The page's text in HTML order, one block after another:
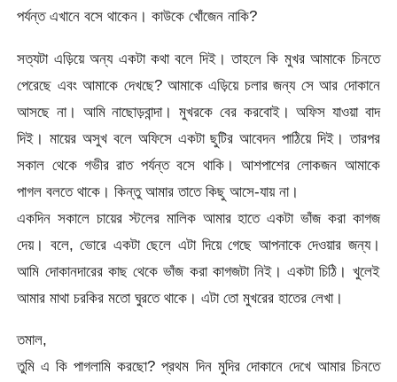
পর্যন্ত এখানে বসে থাকেন। কাউকে খোঁজেন নাকি?
সত্যটা এড়িয়ে অন্য একটা কথা বলে দিই। তাহলে কি মুখর আমাকে চিনতে
পেরেছে এবং আমাকে দেখছে? আমাকে এড়িয়ে চলার জন্য সে আর দোকানে
আসছে না। আমি নাছোড়বান্দা। মুখরকে বের করবোই। অফিস যাওয়া বাদ
দিই। মায়ের অসুখ বলে অফিসে একটা ছুটির আবেদন পাঠিয়ে দিই। তারপর
সকাল থেকে গভীর রাত পর্যন্ত বসে থাকি। আশপাশের লোকজন আমাকে
পাগল বলতে থাকে। কিন্তু আমার তাতে কিছু আসে-যায় না।
একদিন সকালে চায়ের স্টলের মালিক আমার হাতে একটা ভাঁজ করা কাগজ
দেয়। বলে, ভোরে একটা ছেলে এটা দিয়ে গেছে আপনাকে দেওয়ার জন্য।
আমি দোকানদারের কাছ থেকে ভাঁজ করা কাগজটা নিই। একটা চিঠি। খুলেই
আমার মাথা চরকির মতো ঘুরতে থাকে। এটা তো মুখরের হাতের লেখা।
তমাল,
তুমি এ কি পাগলামি করছো? প্রথম দিন মুদির দোকানে দেখে আমার চিনতে